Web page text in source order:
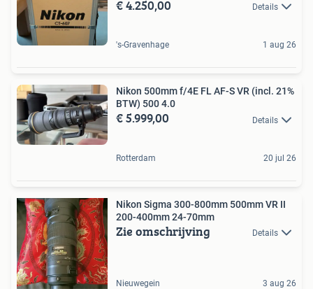
€ 4.250,00 Details
's-Gravenhage 1 aug 26
Nikon 500mm f/4E FL AF-S VR (incl. 21%
BTW) 500 4.0
€ 5.999,00 Details
Rotterdam 20 jul 26
Nikon Sigma 300-800mm 500mm VR II
200-400mm 24-70mm
Zie omschrijving Details
Nieuwegein 3 aug 26